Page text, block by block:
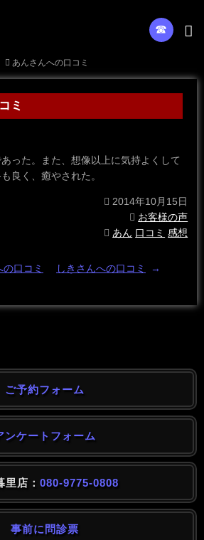
☎︎
あんさんへの口コミ
ミ
った。また、想像以上に気持よくして
良く、癒やされた。
2014年10月15日
お客様の声
あん 口コミ 感想
口コミ しきさんへの口コミ →
ご予約フォーム
ンケートフォーム
里店： 080-9775-0808
事前に問診票